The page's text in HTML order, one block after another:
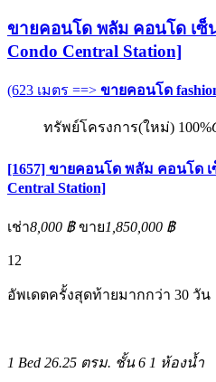
ขายคอนโด พลัม คอนโด เซ็
Condo Central Station]
(623 เมตร ==> ขายคอนโด
ทรัพย์โครงการ(ใหม่) 100%
[1657] ขายคอนโด พลัม คอนโด
Central Station]
เช่า8,000 ฿ ขาย1,850,000 ฿
12
อัพเดตครั้งสุดท้ายมากกว่า 30 วัน
1 Bed 26.25 ตรม. ชั้น 6 1 ห้องน้ำ